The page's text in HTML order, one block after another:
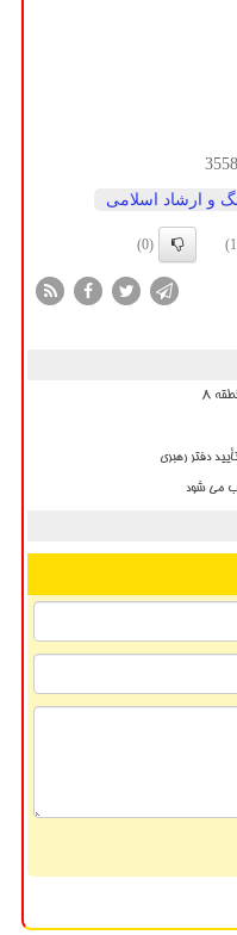
3558
و ارشاد اسلامی
(0)
۸
دفتر رهبری